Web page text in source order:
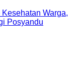
Warga,
Posyandu